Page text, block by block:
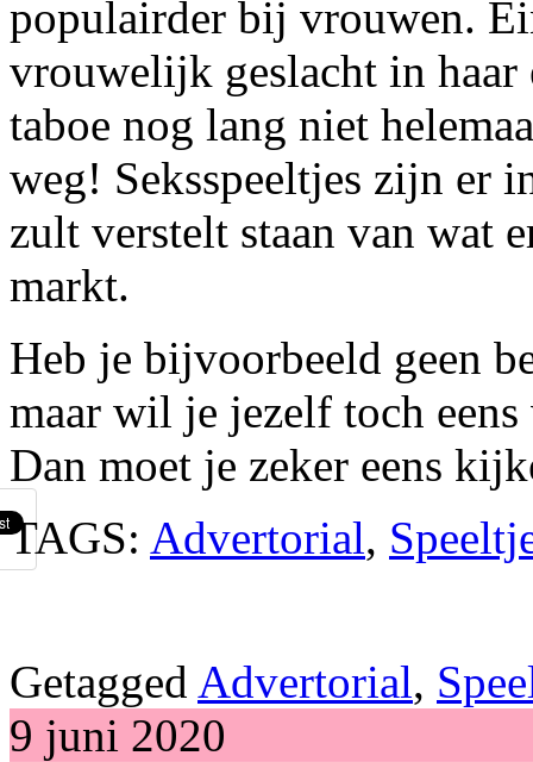
populairder bij vrouwen.
vrouwelijk geslacht in haar
taboe nog lang niet
weg! Seksspeeltjes zijn er
zult verstelt staan van wat
markt.
Heb je bijvoorbeeld geen
maar wil je jezelf toch eens
Dan moet je zeker eens
TAGS: Advertorial,
Getagged Advertorial,
9 juni 2020